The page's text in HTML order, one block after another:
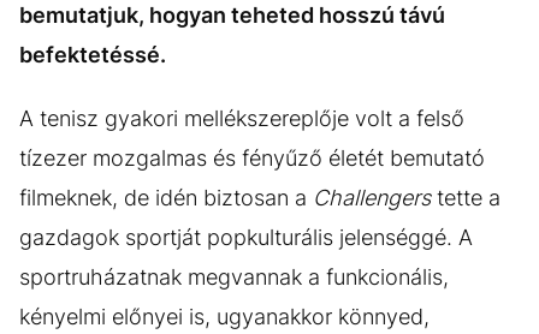
bemutatjuk, hogyan teheted hosszú távú
befektetéssé.
A tenisz gyakori mellékszereplője volt a felső
tízezer mozgalmas és fényűző életét bemutató
filmeknek, de idén biztosan a Challengerstette a
gazdagok sportját popkulturális jelenséggé. A
sportruházatnak megvannak a funkcionális,
kényelmi előnyei is, ugyanakkor könnyed,